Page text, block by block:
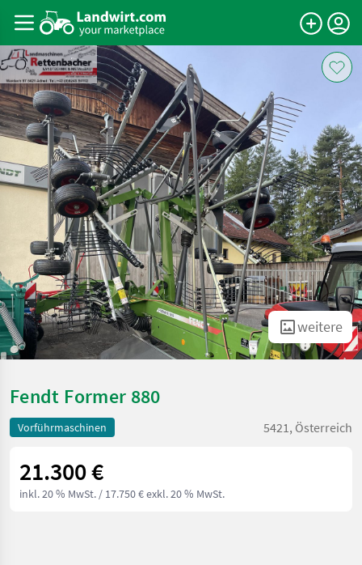
weitere
Fendt Former 880
Vorführmaschinen 5421, Österreich
21.300 €
inkl. 20 % MwSt. / 17.750 € exkl. 20 % MwSt.